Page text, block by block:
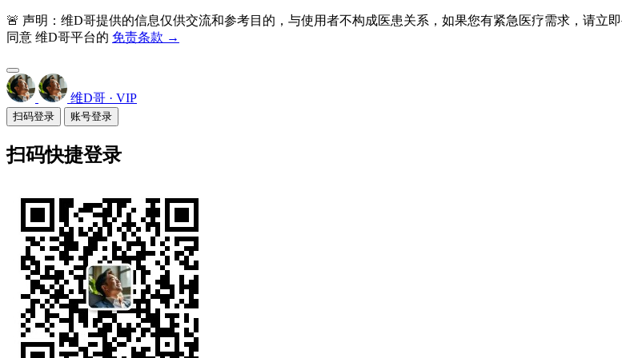
🚨 声明：维D哥提供的信息仅供交流和参考目的，与使用者不构成医患关系，如果您有紧急医疗需求，请立
同意 维D哥平台的 免责条款 →
维D哥 · VIP
扫码登录 账号登录
扫码快捷登录